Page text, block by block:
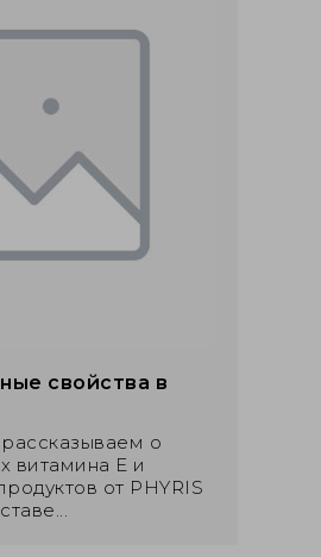
свойства в
о
витамина Е и
от PHYRIS